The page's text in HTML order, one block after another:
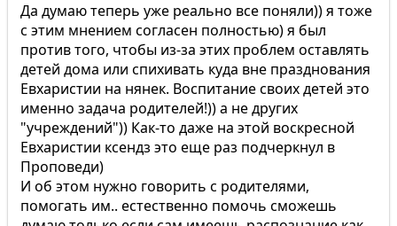
Да думаю теперь уже реально все поняли)) я тоже
с этим мнением согласен полностью) я был
против того, чтобы из-за этих проблем оставлять
детей дома или спихивать куда вне празднования
Евхаристии на нянек. Воспитание своих детей это
именно задача родителей!)) а не других
"учреждений")) Как-то даже на этой воскресной
Евхаристии ксендз это еще раз подчеркнул в
Проповеди)
И об этом нужно говорить с родителями,
помогать им.. естественно помочь сможешь